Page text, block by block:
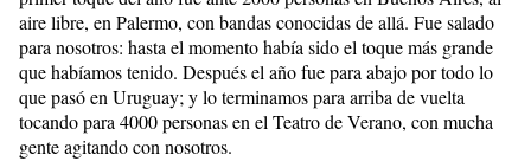
aire libre, en Palermo, con bandas conocidas de allá. Fue salado
para nosotros: hasta el momento había sido el toque más grande
que habíamos tenido. Después el año fue para abajo por todo lo
que pasó en Uruguay; y lo terminamos para arriba de vuelta
tocando para 4000 personas en el Teatro de Verano, con mucha
gente agitando con nosotros.